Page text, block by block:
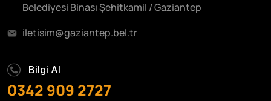
Belediyesi Binası Şehitkamil / Gaziantep
iletisim@gaziantep.bel.tr
Bilgi Al
0342 909 2727